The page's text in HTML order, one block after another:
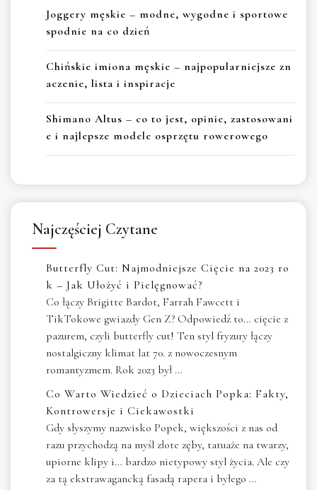
Joggery męskie – modne, wygodne i sportowe
spodnie na co dzień
Chińskie imiona męskie – najpopularniejsze zn
aczenie, lista i inspiracje
Shimano Altus – co to jest, opinie, zastosowani
e i najlepsze modele osprzętu rowerowego
Najczęściej Czytane
Butterfly Cut: Najmodniejsze Cięcie na 2023 ro
k – Jak Ułożyć i Pielęgnować?
Co łączy Brigitte Bardot, Farrah Fawcett i
TikTokowe gwiazdy Gen Z? Odpowiedź to… cięcie z
pazurem, czyli butterfly cut! Ten styl fryzury łączy
nostalgiczny klimat lat 70. z nowoczesnym
romantyzmem. Rok 2023 był …
Co Warto Wiedzieć o Dzieciach Popka: Fakty,
Kontrowersje i Ciekawostki
Gdy słyszymy nazwisko Popek, większości z nas od
razu przychodzą na myśl złote zęby, tatuaże na twarzy,
upiorne klipy i… bardzo nietypowy styl życia. Ale czy
za tą ekstrawagancką fasadą rapera i byłego …